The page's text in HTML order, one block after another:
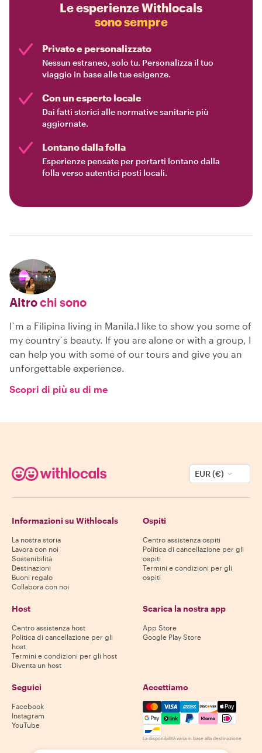
Le esperienze Withlocals
sono sempre
Privato e personalizzato
Nessun estraneo, solo tu. Personalizza il tuo
viaggio in base alle tue esigenze.
Con un esperto locale
Dai fatti storici alle normative sanitarie più
aggiornate.
Lontano dalla folla
Esperienze pensate per portarti lontano dalla
folla verso autentici posti locali.
Altrochi sono
I`m a Filipina living in Manila.I like to show you some of
my country`s beauty. If you are alone or with a group, I
can help you with some of our tours and give you an
unforgettable experience.
Scopri di più su di me
EUR (€)
Informazioni su Withlocals
La nostra storia
Lavora con noi
Sostenibilità
Destinazioni
Buoni regalo
Collabora con noi
Ospiti
Centro assistenza ospiti
Politica di cancellazione per gli
ospiti
Termini e condizioni per gli
ospiti
Host
Centro assistenza host
Politica di cancellazione per gli
host
Termini e condizioni per gli host
Diventa un host
Scarica la nostra app
App Store
Google Play Store
Seguici
Facebook
Instagram
YouTube
Accettiamo
Mastercard, Visa, Amex,
La disponibilità varia in base alla destinazione